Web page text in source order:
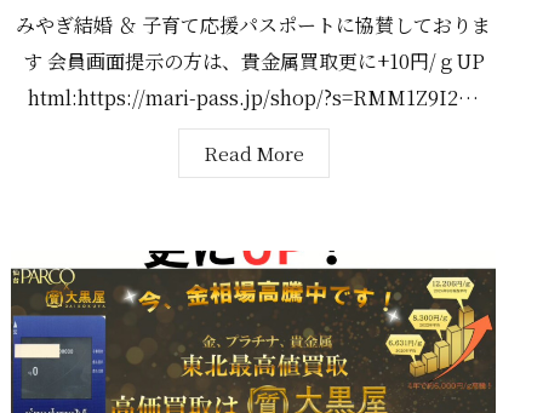
みやぎ結婚 ＆ 子育て応援パスポートに協賛しておりま
す 会員画面提示の方は、貴金属買取更に+10円/ｇUP
html:https://mari-pass.jp/shop/?s=RMM1Z9I2…
Read More